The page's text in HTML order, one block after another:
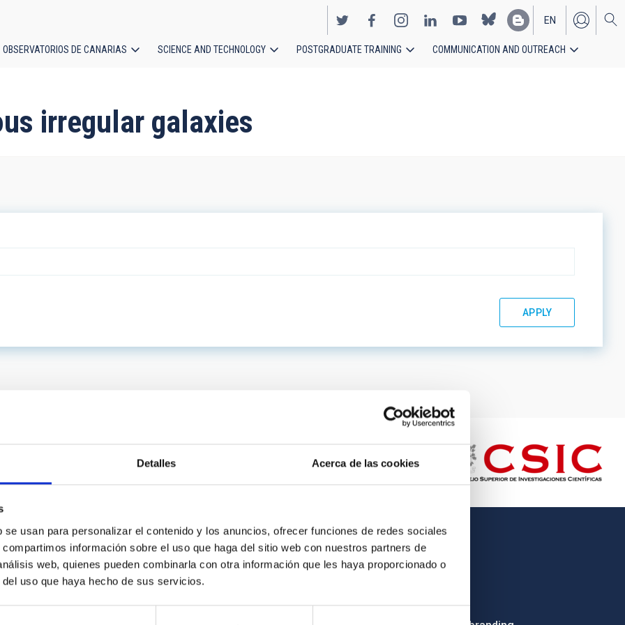
Detalles Acerca de las cookies
usan para personalizar el contenido y los anuncios, ofrecer funciones de redes sociales
información sobre el uso que haga del sitio web con nuestros partners de
web, quienes pueden combinarla con otra información que les haya proporcionado o
uso que haya hecho de sus servicios.
EN
ES
OBSERVATORIOS DE CANARIAS SCIENCE AND TECHNOLOGY POSTGRADUATE TRAINING COMMUNICATION AND OUTREACH
irregular galaxies
IAC PORTAL
Sitemap
Privacy policy
OTHER LINKS
Tenders